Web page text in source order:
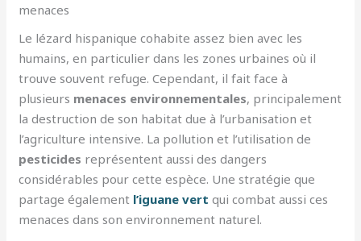
menaces
Le lézard hispanique cohabite assez bien avec les
humains, en particulier dans les zones urbaines où il
trouve souvent refuge. Cependant, il fait face à
plusieurs menaces environnementales, principalement
la destruction de son habitat due à l’urbanisation et
l’agriculture intensive. La pollution et l’utilisation de
pesticides représentent aussi des dangers
considérables pour cette espèce. Une stratégie que
partage également l’iguane vert qui combat aussi ces
menaces dans son environnement naturel.